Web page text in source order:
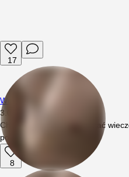
17
Wojciech94
3.05.2026
Chce ktoś się dzisiaj spotkać
polubienie 😏
8